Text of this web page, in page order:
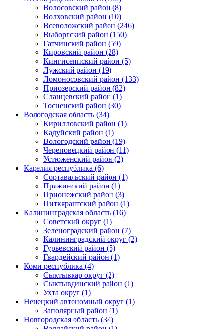
Волосовский район (8)
Волховский район (10)
Всеволожский район (246)
Выборгский район (150)
Гатчинский район (59)
Кировский район (28)
Кингисеппский район (5)
Лужский район (19)
Ломоносовский район (133)
Приозерский район (82)
Сланцевский район (1)
Тосненский район (30)
Вологодская область (34)
Кирилловский район (1)
Кадуйский район (1)
Вологодский район (19)
Череповецкий район (11)
Устюженский район (2)
Карелия республика (6)
Сортавальский район (1)
Пряжинский район (1)
Прионежский район (3)
Питкярантский район (1)
Калининградская область (16)
Советский округ (1)
Зеленоградский район (7)
Калининградский округ (2)
Гурьевский район (5)
Гвардейский район (1)
Коми республика (4)
Сыктывкар округ (2)
Сыктывдинский район (1)
Ухта округ (1)
Ненецкий автономный округ (1)
Заполярный район (1)
Новгородская область (34)